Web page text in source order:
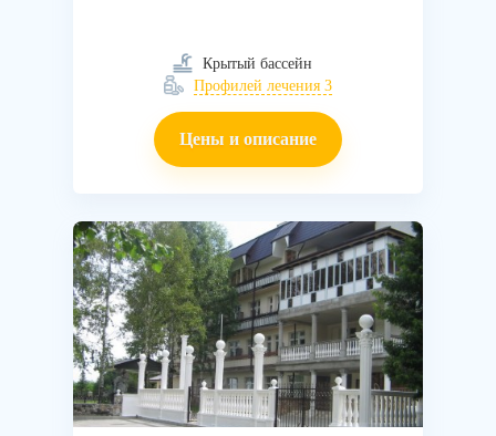
Крытый бассейн
Профилей лечения 3
Цены и описание